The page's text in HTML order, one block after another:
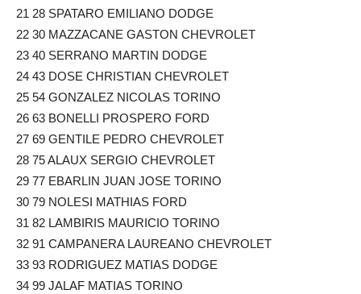
21 28 SPATARO EMILIANO DODGE
22 30 MAZZACANE GASTON CHEVROLET
23 40 SERRANO MARTIN DODGE
24 43 DOSE CHRISTIAN CHEVROLET
25 54 GONZALEZ NICOLAS TORINO
26 63 BONELLI PROSPERO FORD
27 69 GENTILE PEDRO CHEVROLET
28 75 ALAUX SERGIO CHEVROLET
29 77 EBARLIN JUAN JOSE TORINO
30 79 NOLESI MATHIAS FORD
31 82 LAMBIRIS MAURICIO TORINO
32 91 CAMPANERA LAUREANO CHEVROLET
33 93 RODRIGUEZ MATIAS DODGE
34 99 JALAF MATIAS TORINO